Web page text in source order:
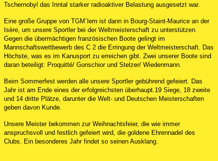
Tschernobyl das Inntal starker radioaktiver Belastung ausgesetzt war.
Eine große Gruppe von TGM´lern ist dann in Bourg-Staint-Maurice an der
Isère, um unsere Sportler bei der Weltmeisterschaft zu unterstützen.
Gegen die übermächtigen französischen Boote gelingt im
Mannschaftswettbewerb des C 2 die Erringung der Weltmeisterschaft. Das
Höchste, was es im Kanusport zu erreichen gibt. Zwei unserer Boote sind
daran beteiligt: Proquitté/ Gonschior und Stelzer/ Wiedenmann.
Beim Sommerfest werden alle unsere Sportler gebührend gefeiert. Das
Jahr ist am Ende eines der erfolgreichsten überhaupt.19 Siege, 18 zweite
und 14 dritte Plätze, darunter die Welt- und Deutschen Meisterschaften
geben davon Kunde.
Unsere Meister bekommen zur Weihnachtsfeier, die wie immer
anspruchsvoll und festlich gefeiert wird, die goldene Ehrennadel des
Clubs. Ein besonderes Jahr findet so seinen Ausklang.